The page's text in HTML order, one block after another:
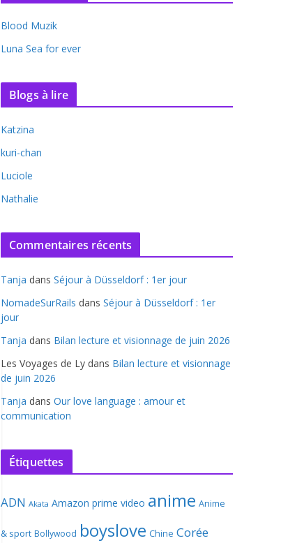
Blood Muzik
Luna Sea for ever
Blogs à lire
Katzina
kuri-chan
Luciole
Nathalie
Commentaires récents
Tanja dans Séjour à Düsseldorf : 1er jour
NomadeSurRails dans Séjour à Düsseldorf : 1er
jour
Tanja dans Bilan lecture et visionnage de juin 2026
Les Voyages de Ly dans Bilan lecture et visionnage
de juin 2026
Tanja dans Our love language : amour et
communication
Étiquettes
ADN Akata Amazon prime video anime Anime
& sport Bollywood boyslove Chine Corée